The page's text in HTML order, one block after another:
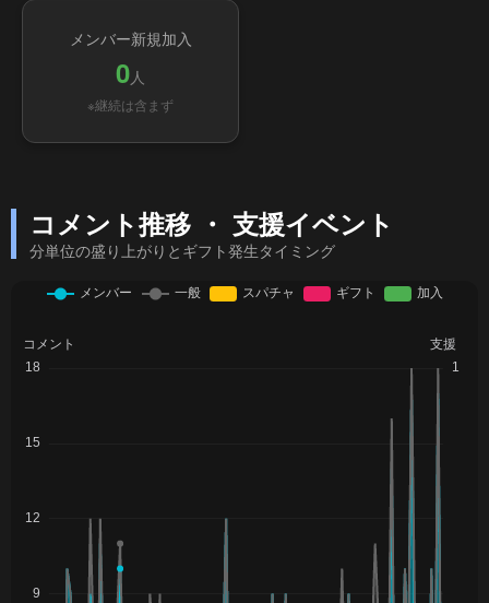
メンバー新規加入
0人
※継続は含まず
コメント推移 ・ 支援イベント
分単位の盛り上がりとギフト発生タイミング